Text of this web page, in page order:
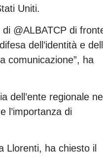
Uniti.
@ALBATCP di
dell’identità e
comunicazione”, ha
dell’ente regionale
l’importanza di
Llorenti, ha chiesto il